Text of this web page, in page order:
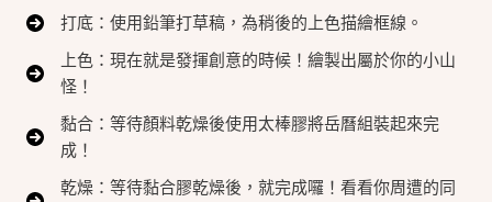
打底：使用鉛筆打草稿，為稍後的上色描繪框線。
上色：現在就是發揮創意的時候！繪製出屬於你的小山
怪！
黏合：等待顏料乾燥後使用太棒膠將岳曆組裝起來完
成！
乾燥：等待黏合膠乾燥後，就完成囉！看看你周遭的同